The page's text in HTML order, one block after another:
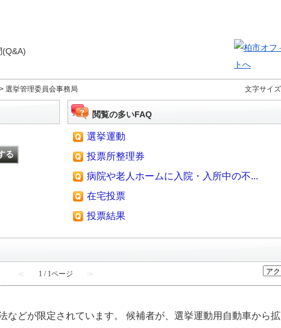
文字サイ
> 選挙管理委員会事務局
閲覧の多いFAQ
選挙運動
投票所整理券
病院や老人ホームに入院・入所中の不...
在宅投票
投票結果
≪ 1 / 1ページ ≫
などが限定されています。 候補者が、選挙運動用自動車から